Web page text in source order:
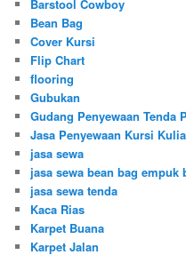
Barstool Cowboy
Bean Bag
Cover Kursi
Flip Chart
flooring
Gubukan
Gudang Penyewaan Tenda
Jasa Penyewaan Kursi
jasa sewa
jasa sewa bean bag empuk
jasa sewa tenda
Kaca Rias
Karpet Buana
Karpet Jalan